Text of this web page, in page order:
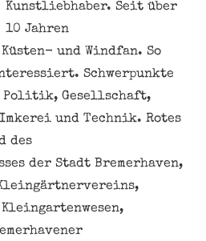
Kunstliebhaber. Seit über
10 Jahren
und Windfan. So
Schwerpunkte
Politik, Gesellschaft,
und Technik. Rotes
des
der Stadt Bremerhaven,